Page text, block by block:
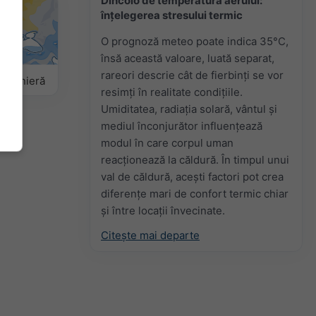
înțelegerea stresului termic
O prognoză meteo poate indica 35°C,
însă această valoare, luată separat,
rareori descrie cât de fierbinți se vor
resimți în realitate condițiile.
Umiditatea, radiația solară, vântul și
mediul înconjurător influențează
modul în care corpul uman
reacționează la căldură. În timpul unui
val de căldură, acești factori pot crea
diferențe mari de confort termic chiar
și între locații învecinate.
Citește mai departe